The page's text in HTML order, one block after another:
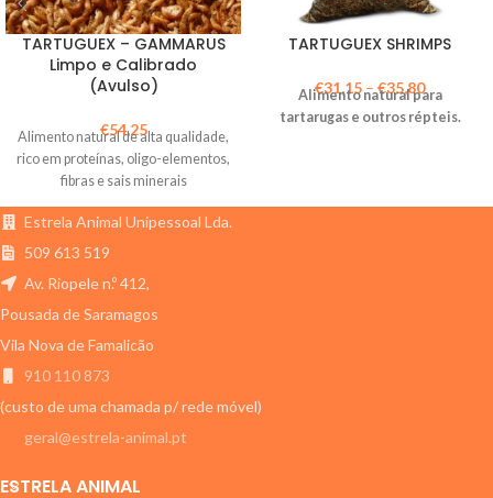
TARTUGUEX – GAMMARUS
Limpo e Calibrado
(Avulso)
€54,25
Alimento natural de alta qualidade,
rico em proteínas, oligo-elementos,
fibras e sais minerais
TARTUGUEX SHRIMPS
€31,15 – €35,80
Alimento natural para
tartarugas e outros répteis.
Estrela Animal Unipessoal Lda.
509 613 519
Av. Riopele n.º 412,
Pousada de Saramagos
Vila Nova de Famalicão
910 110 873
(custo de uma chamada p/ rede móvel)
geral@estrela-animal.pt
ESTRELA ANIMAL